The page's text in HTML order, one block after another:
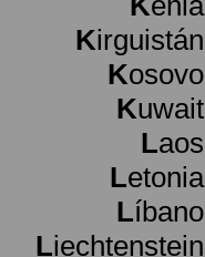
Kirguistán
Kosovo
Kuwait
Laos
Letonia
Líbano
Liechtenstein